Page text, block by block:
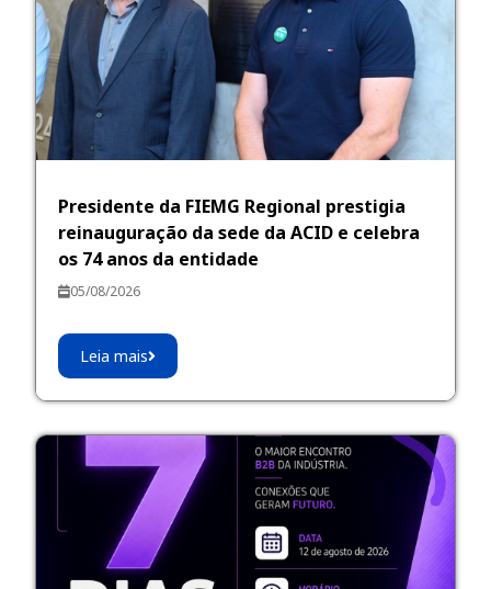
Presidente da FIEMG Regional prestigia
reinauguração da sede da ACID e celebra
os 74 anos da entidade
05/08/2026
Leia mais